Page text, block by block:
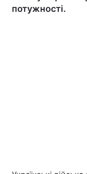
потужності.